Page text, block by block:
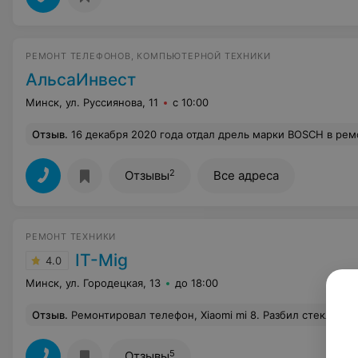
РЕМОНТ ТЕЛЕФОНОВ, КОМПЬЮТЕРНОЙ ТЕХНИКИ
АльсаИнвест
Минск, ул. Руссиянова, 11 с 10:00
Отзыв. 16 декабря 2020 года отдал дрель марки BOSCH в ремонт. Не включался режим реверса. Сказали что починят. Через день позвонил мастер и сказал что надо еще заменить подшипники ротора, сносились. Я дал согласие на замену. Через неделю позвонили и сказали что дрель отремонтирована. Пришел забирать дрель, включил для проверки и слышу посторонние стуки. Забрали дрель для устранения стука. Через неделю пришел за дрелью. Стук так и не устранили, но и здесь забрать дрель я не смог, так как из 7 болтов, которыми собирается корпус 3 из них отсутствовали. Дрель опять забрали для укомплектования. И смог я ее получить
Отзывы2 Все адреса
РЕМОНТ ТЕХНИКИ
4.0 IT-Mig
Минск, ул. Городецкая, 13 до 18:00
Отзыв. Ремонтировал телефон, Xiaomi mi 8. Разбил стекло, при неудачном падении. Почти везде предлагали замену экрана полностью, что стоит совсем не дешево, тут же ребята с готовностью ответили, что могут поменять только разбитое стекло. И на следующий день я уже получил свой телефон,
5